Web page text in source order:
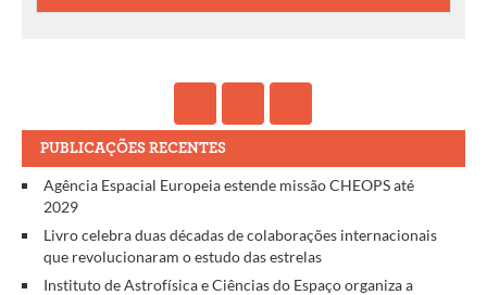
PUBLICAÇÕES RECENTES
Agência Espacial Europeia estende missão CHEOPS até
2029
Livro celebra duas décadas de colaborações internacionais
que revolucionaram o estudo das estrelas
Instituto de Astrofísica e Ciências do Espaço organiza a